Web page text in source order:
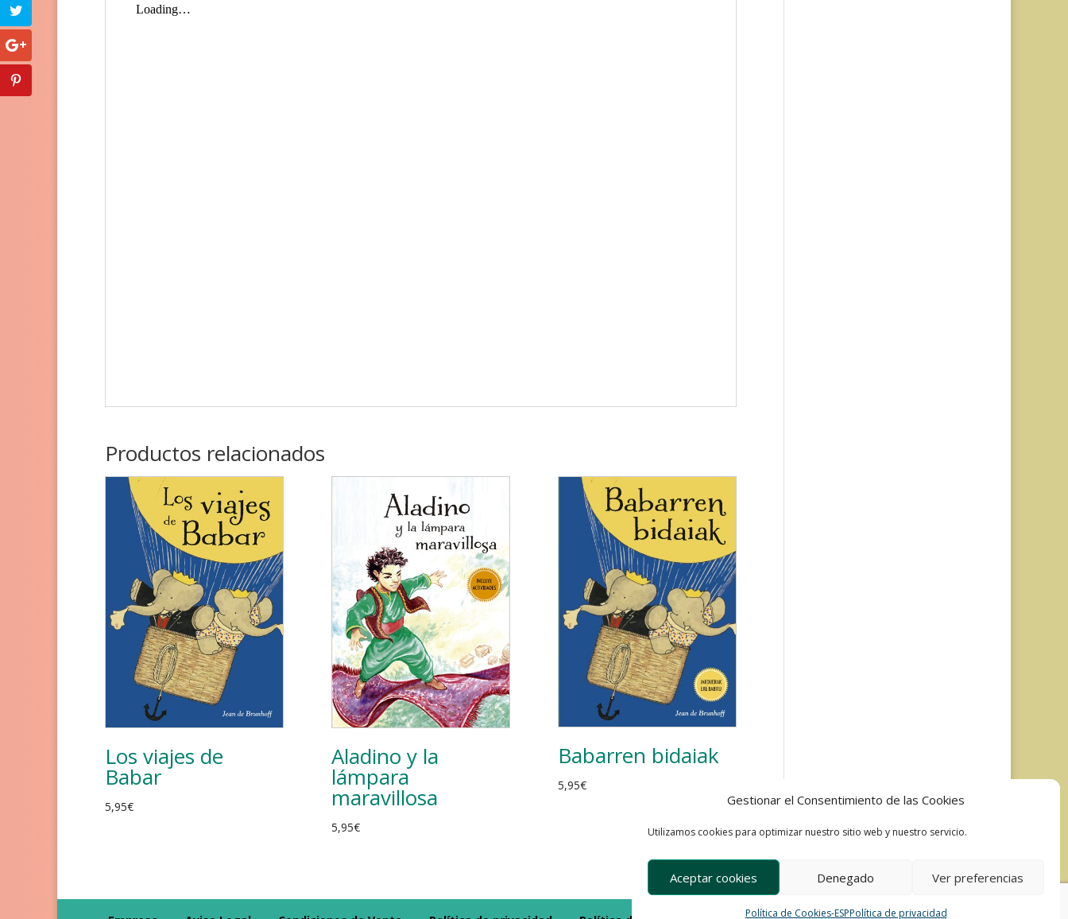
Gestionar el Consentimiento de las Cookies
Utilizamos cookies para optimizar nuestro sitio web y nuestro servicio.
Aceptar cookies Denegado Ver preferencias
Política de Cookies-ESPPolítica de privacidad
Productos relacionados
Los viajes de
Babar
5,95€
Aladino y la
lámpara
maravillosa
5,95€
Babarren bidaiak
5,95€